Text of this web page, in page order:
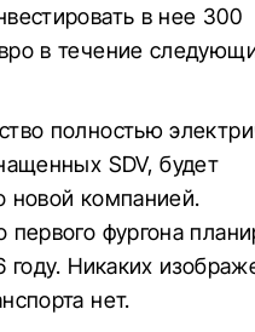
в нее 300
в течение
полностью
SDV, будет
новой компанией.
первого фургона
году. Никаких
нет.